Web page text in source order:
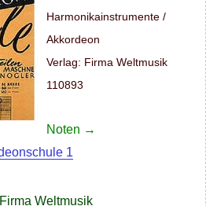
Harmonikainstrumente /
Akkordeon
Verlag: Firma Weltmusik
110893
Noten →
1
Schlagwörter
Firma Weltmusik